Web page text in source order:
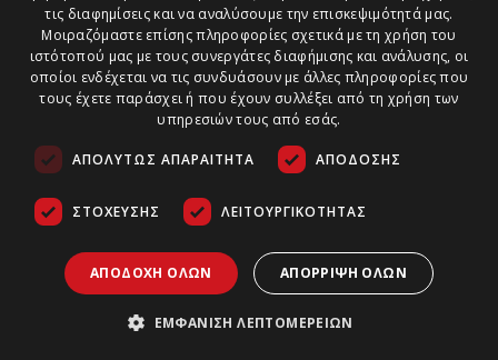
τις διαφημίσεις και να αναλύσουμε την επισκεψιμότητά μας.
Μοιραζόμαστε επίσης πληροφορίες σχετικά με τη χρήση του
ιστότοπού μας με τους συνεργάτες διαφήμισης και ανάλυσης, οι
οποίοι ενδέχεται να τις συνδυάσουν με άλλες πληροφορίες που
τους έχετε παράσχει ή που έχουν συλλέξει από τη χρήση των
υπηρεσιών τους από εσάς.
ΑΠΟΛΎΤΩΣ ΑΠΑΡΑΊΤΗΤΑ ΑΠΌΔΟΣΗΣ
ΣΤΌΧΕΥΣΗΣ ΛΕΙΤΟΥΡΓΙΚΌΤΗΤΑΣ
ΑΠΟΔΟΧΉ ΌΛΩΝ ΑΠΌΡΡΙΨΗ ΌΛΩΝ
ΕΜΦΆΝΙΣΗ ΛΕΠΤΟΜΕΡΕΙΏΝ